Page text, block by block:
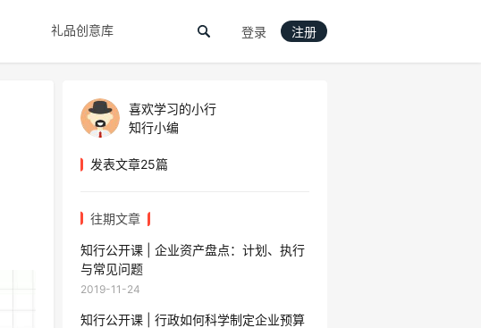
礼品创意库 登录 注册
喜欢学习的小行
知行小编
发表文章25篇
往期文章
知行公开课 | 企业资产盘点：计划、执行
与常见问题
2019-11-24
知行公开课 | 行政如何科学制定企业预算